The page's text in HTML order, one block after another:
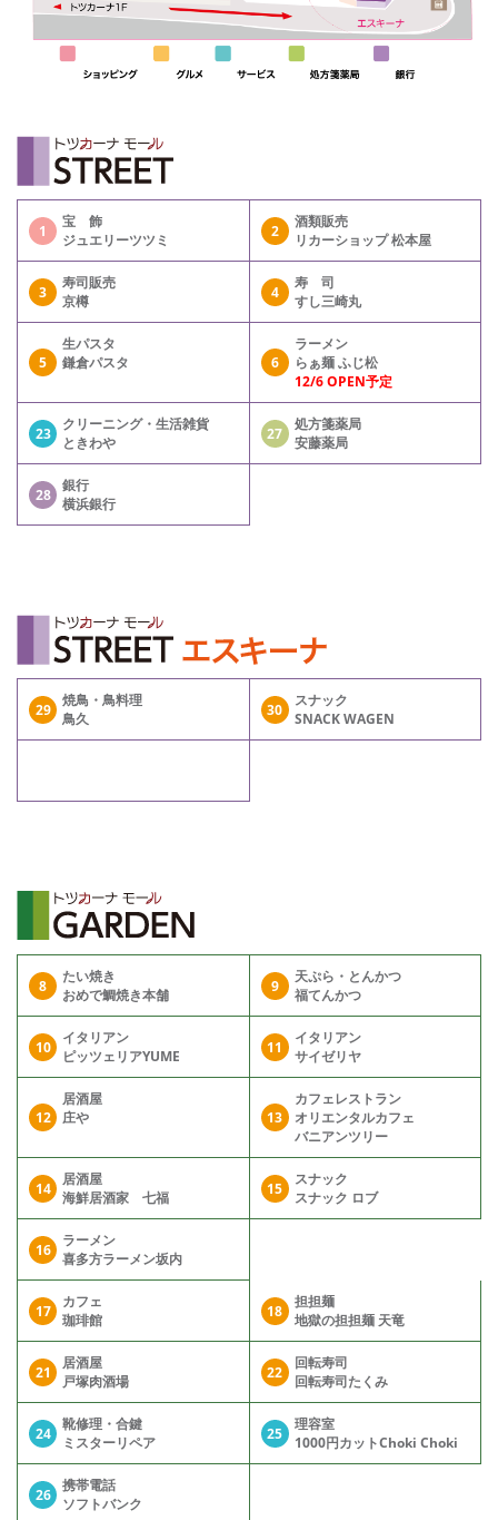
1
宝 飾
ジュエリーツツミ
2
酒類販売
リカーショップ 松本屋
3
寿司販売
京樽
4
寿 司
すし三崎丸
5
生パスタ
鎌倉パスタ
6
ラーメン
らぁ麺 ふじ松
12/6 OPEN予定
23
クリーニング・生活雑貨
ときわや
27
処方箋薬局
安藤薬局
28
銀行
横浜銀行
29
焼鳥・鳥料理
鳥久
30
スナック
SNACK WAGEN
8
たい焼き
おめで鯛焼き本舗
9
天ぷら・とんかつ
福てんかつ
10
イタリアン
ピッツェリアYUME
11
イタリアン
サイゼリヤ
12
居酒屋
庄や
13
カフェレストラン
オリエンタルカフェ
バニアンツリー
14
居酒屋
海鮮居酒家 七福
15
スナック
スナック ロブ
16
ラーメン
喜多方ラーメン坂内
17
カフェ
珈琲館
18
担担麺
地獄の担担麺 天竜
21
居酒屋
戸塚肉酒場
22
回転寿司
回転寿司たくみ
24
靴修理・合鍵
ミスターリペア
25
理容室
1000円カットChoki Choki
26
携帯電話
ソフトバンク